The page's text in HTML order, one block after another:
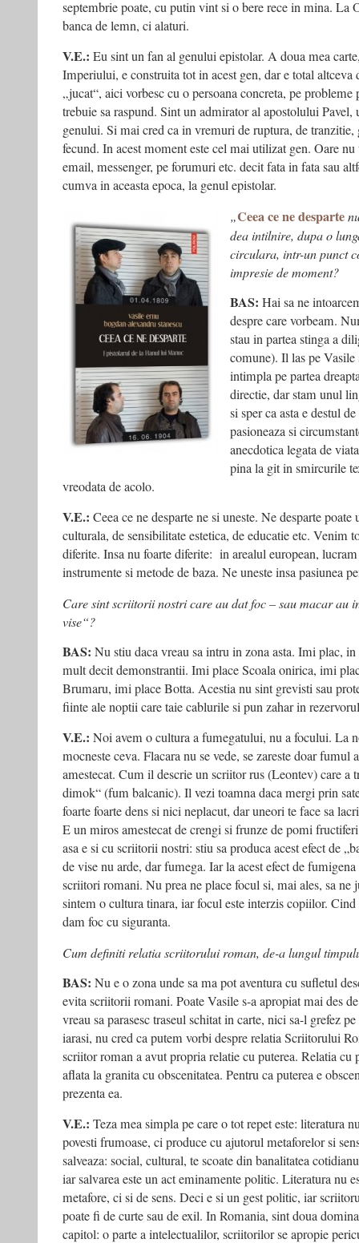
septembrie poate, cu putin vint si o bere rece in mina. La
banca de lemn, ci alaturi.
V.E.: Eu sint un fan al genului epistolar. A doua mea
Imperiului, e construita tot in acest gen, dar e total
„jucat“, aici vorbesc cu o persoana concreta, pe probleme
trebuie sa raspund. Sint un admirator al apostolului Pavel,
genului. Si mai cred ca in vremuri de ruptura, de tranzitie,
fecund. In acest moment este cel mai utilizat gen. Oare
email, messenger, pe forumuri etc. decit fata in fata sau
cumva in aceasta epoca, la genul epistolar.
„Ceea ce ne desparte
dea intilnire, dupa o
circulara, intr-un punct
impresie de moment?
BAS: Hai sa ne
despre care vorbeam.
stau in partea stinga a
comune). Il las pe Vasile
intimpla pe partea
directie, dar stam unul
si sper ca asta e destul
pasioneaza si
anecdotica legata de
pina la git in smircurile
vreodata de acolo.
V.E.: Ceea ce ne desparte ne si uneste. Ne desparte
culturala, de sensibilitate estetica, de educatie etc. Venim
diferite. Insa nu foarte diferite: in arealul european,
instrumente si metode de baza. Ne uneste insa pasiunea
Care sint scriitorii nostri care au dat foc – sau macar au
vise“?
BAS: Nu stiu daca vreau sa intru in zona asta. Imi plac,
mult decit demonstrantii. Imi place Scoala onirica, imi
Brumaru, imi place Botta. Acestia nu sint grevisti sau
fiinte ale noptii care taie cablurile si pun zahar in
V.E.: Noi avem o cultura a fumegatului, nu a focului. La
mocneste ceva. Flacara nu se vede, se zareste doar
amestecat. Cum il descrie un scriitor rus (Leontev) care a
dimok“ (fum balcanic). Il vezi toamna daca mergi prin
foarte foarte dens si nici neplacut, dar uneori te face sa
E un miros amestecat de crengi si frunze de pomi
asa e si cu scriitorii nostri: stiu sa produca acest efect de
de vise nu arde, dar fumega. Iar la acest efect de
scriitori romani. Nu prea ne place focul si, mai ales, sa ne
sintem o cultura tinara, iar focul este interzis copiilor. Cind
dam foc cu siguranta.
Cum definiti relatia scriitorului roman, de-a lungul
BAS: Nu e o zona unde sa ma pot aventura cu sufletul
evita scriitorii romani. Poate Vasile s-a apropiat mai des
vreau sa parasesc traseul schitat in carte, nici sa-l grefez
iarasi, nu cred ca putem vorbi despre relatia Scriitorului
scriitor roman a avut propria relatie cu puterea. Relatia cu
aflata la granita cu obscenitatea. Pentru ca puterea e
prezenta ea.
V.E.: Teza mea simpla pe care o tot repet este: literatura
povesti frumoase, ci produce cu ajutorul metaforelor si
salveaza: social, cultural, te scoate din banalitatea
iar salvarea este un act eminamente politic. Literatura nu
metafore, ci si de sens. Deci e si un gest politic, iar
poate fi de curte sau de exil. In Romania, sint doua
capitol: o parte a intelectualilor, scriitorilor se apropie